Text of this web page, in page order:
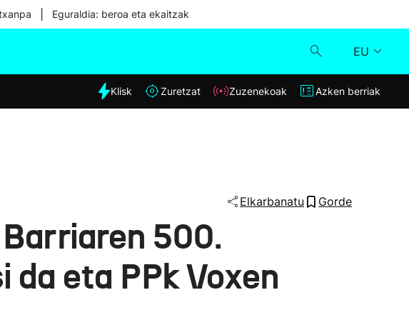
Eguraldia: beroa eta ekaitzak
EU
Eguraldia
Klisk
Klisk Zuretzat Zuzenekoak Azken berriak
Elkarbanatu Gorde
500.
eta PPk Voxen